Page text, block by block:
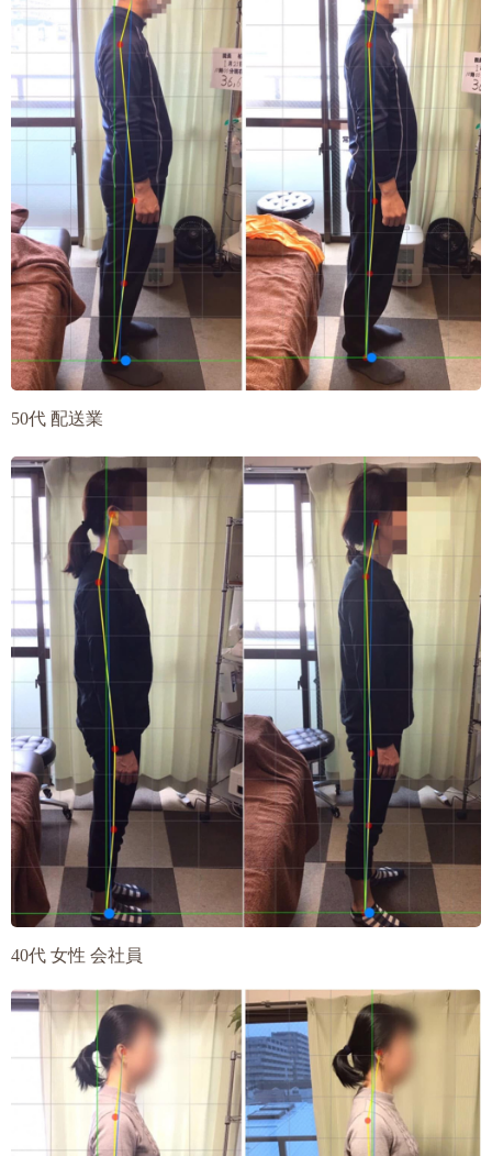
50代 配送業
40代 女性 会社員